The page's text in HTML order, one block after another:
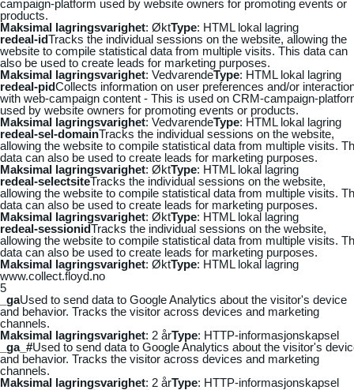
campaign-platform used by website owners for promoting events or
products.
Maksimal lagringsvarighet: ØktType: HTML lokal lagring
redeal-idTracks the individual sessions on the website, allowing the
website to compile statistical data from multiple visits. This data can
also be used to create leads for marketing purposes.
Maksimal lagringsvarighet: VedvarendeType: HTML lokal lagring
redeal-pidCollects information on user preferences and/or
with web-campaign content - This is used on CRM-campaign-
used by website owners for promoting events or products.
Maksimal lagringsvarighet: VedvarendeType: HTML lokal lagring
redeal-sel-domainTracks the individual sessions on the website,
allowing the website to compile statistical data from multiple visits.
data can also be used to create leads for marketing purposes.
Maksimal lagringsvarighet: ØktType: HTML lokal lagring
redeal-selectsiteTracks the individual sessions on the website,
allowing the website to compile statistical data from multiple visits.
data can also be used to create leads for marketing purposes.
Maksimal lagringsvarighet: ØktType: HTML lokal lagring
redeal-sessionidTracks the individual sessions on the website,
allowing the website to compile statistical data from multiple visits.
data can also be used to create leads for marketing purposes.
Maksimal lagringsvarighet: ØktType: HTML lokal lagring
www.collect.floyd.no
5
_gaUsed to send data to Google Analytics about the visitor's device
and behavior. Tracks the visitor across devices and marketing
channels.
Maksimal lagringsvarighet: 2 årType: HTTP-informasjonskapsel
_ga_#Used to send data to Google Analytics about the visitor's
and behavior. Tracks the visitor across devices and marketing
channels.
Maksimal lagringsvarighet: 2 årType: HTTP-informasjonskapsel